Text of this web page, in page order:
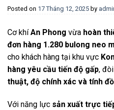
Posted on 17 Tháng 12, 2025 by
Cơ khíAn Phong vừa hoàn
đơn hàng 1.280 bulong neo
cho khách hàng tại khu vực
hàng yêu cầu tiến độ gấp,
thuật, độ chính xác và tính
Với năng lực sản xuất trực